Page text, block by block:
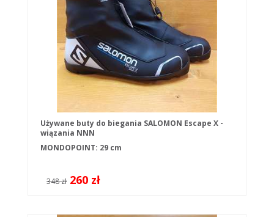
Używane buty do biegania SALOMON Escape X -
wiązania NNN
MONDOPOINT: 29 cm
348 zł 260 zł